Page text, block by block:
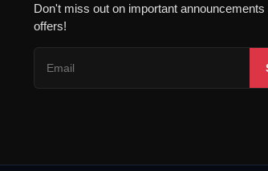
Don't miss out on important
offers!